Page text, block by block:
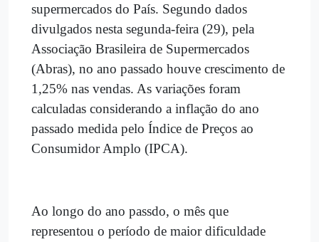
supermercados do País. Segundo dados
divulgados nesta segunda-feira (29), pela
Associação Brasileira de Supermercados
(Abras), no ano passado houve crescimento de
1,25% nas vendas. As variações foram
calculadas considerando a inflação do ano
passado medida pelo Índice de Preços ao
Consumidor Amplo (IPCA).
Ao longo do ano passdo, o mês que
representou o período de maior dificuldade